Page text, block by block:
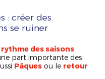
: créer des
se ruiner
rythme des saisons
part importante des
Pâques ou le retour